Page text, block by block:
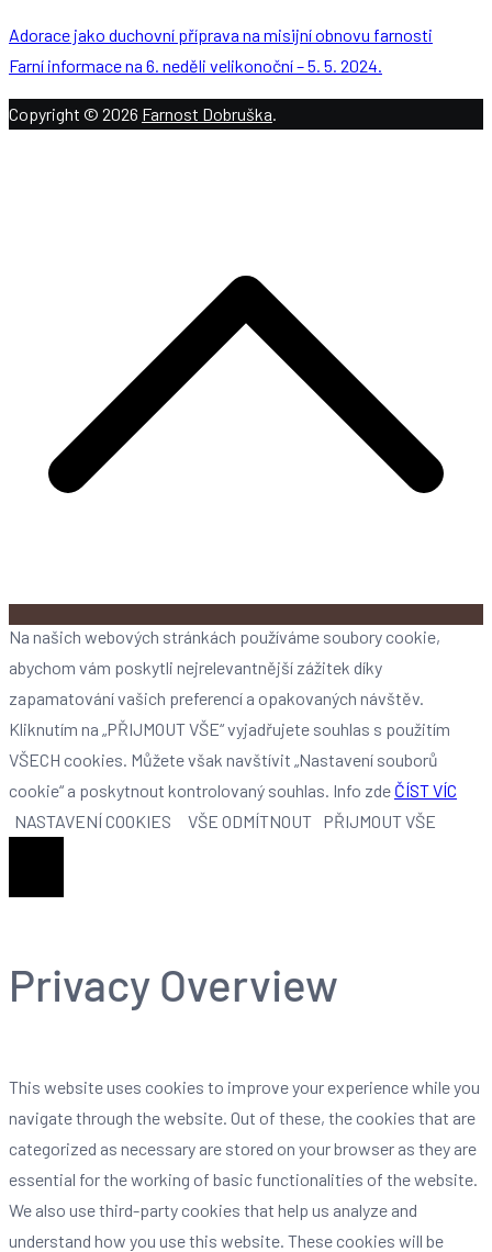
Adorace jako duchovní příprava na misijní obnovu farnosti
Farní informace na 6. neděli velikonoční – 5. 5. 2024.
Copyright © 2026 Farnost Dobruška
Na našich webových stránkách používáme soubory cookie,
abychom vám poskytli nejrelevantnější zážitek díky
zapamatování vašich preferencí a opakovaných návštěv.
Kliknutím na „PŘIJMOUT VŠE“ vyjadřujete souhlas s použitím
VŠECH cookies. Můžete však navštívit „Nastavení souborů
cookie“ a poskytnout kontrolovaný souhlas. Info zde ČÍST VÍC
NASTAVENÍ COOKIES
VŠE ODMÍTNOUT PŘIJMOUT VŠE
Privacy Overview
This website uses cookies to improve your experience while you
navigate through the website. Out of these, the cookies that are
categorized as necessary are stored on your browser as they are
essential for the working of basic functionalities of the website.
We also use third-party cookies that help us analyze and
understand how you use this website. These cookies will be